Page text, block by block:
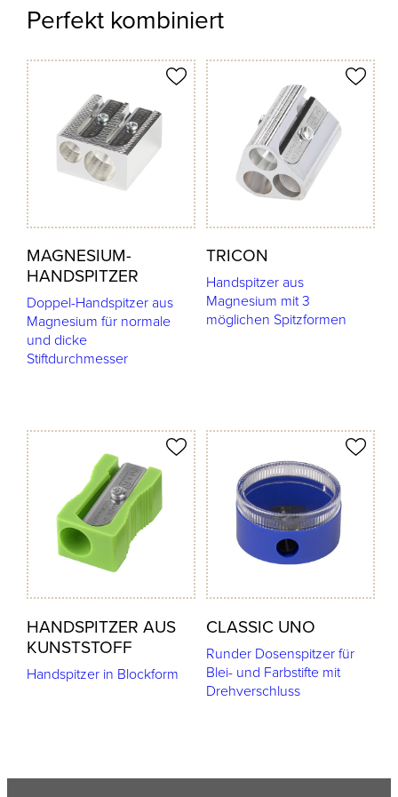
Perfekt kombiniert
MAGNESIUM-
HANDSPITZER
Doppel-Handspitzer aus
Magnesium für normale
und dicke
Stiftdurchmesser
merken
TRICON
Handspitzer aus
Magnesium mit 3
möglichen Spitzformen
Produkt merken
HANDSPITZER AUS
KUNSTSTOFF
Handspitzer in Blockform
merken
CLASSIC UNO
Runder Dosenspitzer für
Blei- und Farbstifte mit
Drehverschluss
Produkt merken